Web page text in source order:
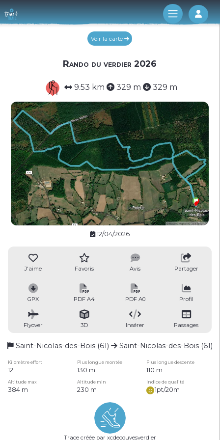
Log
Voir la carte
Rando du verdier 2026
9.53 km 329 m 329 m
12/04/2026
J'aime Favoris Avis Partager
GPX PDF A4 PDF A0 Profil
Flyover 3D Insérer Passages
Saint-Nicolas-des-Bois (61) Saint-Nicolas-des-Bois (61)
Kilomètre effort Plus longue montée Plus longue descente
12 130 m 110 m
Altitude max Altitude min Indice de qualité
384 m 230 m 1pt/20m
Trace créée par xcdecouvesverdier